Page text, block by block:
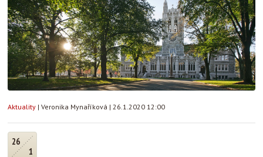
Aktuality | Veronika Mynaříková | 26.1.2020 12:00
26
1